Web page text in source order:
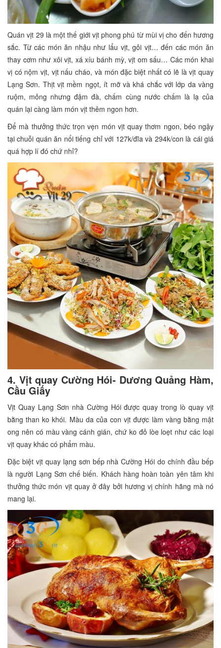
Quán vịt 29 là một thế giới vịt phong phú từ mùi vị cho đến hương
sắc. Từ các món ăn nhậu như lẩu vịt, gỏi vịt… đến các món ăn
thay cơm như xôi vịt, xá xíu bánh mỳ, vịt om sấu… Các món khai
vị có nộm vịt, vịt nấu cháo, và món đặc biệt nhất có lẽ là vịt quay
Lạng Sơn. Thịt vịt mềm ngọt, ít mỡ và khá chắc với lớp da vàng
ruộm, mỏng nhưng đậm đà, chấm cùng nước chấm là lạ của
quán lại càng làm món vịt thêm ngon hơn.
Để mà thưởng thức trọn vẹn món vịt quay thơm ngon, béo ngậy
tại chuỗi quán ăn nổi tiếng chỉ với 127k/đĩa và 294k/con là cái giá
quá hợp lí đó chứ nhỉ?
4. Vịt quay Cường Hói- Dương Quảng Hàm,
Cầu Giấy
Vịt Quay Lạng Sơn nhà Cường Hói được quay trong lò quay vịt
bằng than ko khói. Màu da của con vịt được làm vàng bằng mật
ong nên có màu vàng cánh gián, chứ ko đỏ lòe loẹt như các loại
vịt quay khác có phẩm màu.
Đặc biệt vịt quay lạng sơn bếp nhà Cường Hói do chính đầu bếp
là người Lạng Sơn chế biến. Khách hàng hoàn toàn yên tâm khi
thưởng thức món vịt quay ở đây bởi hương vị chính hãng mà nó
mang lại.